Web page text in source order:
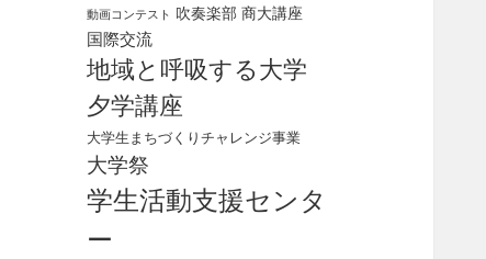
動画コンテスト 吹奏楽部 商大講座
国際交流
地域と呼吸する大学
夕学講座
大学生まちづくりチャレンジ事業
大学祭
学生活動支援センタ
ー